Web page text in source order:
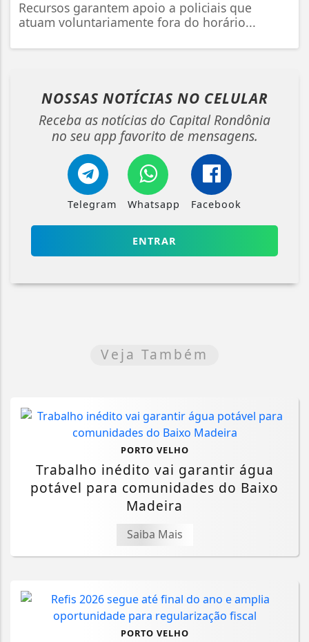
Recursos garantem apoio a policiais que
atuam voluntariamente fora do horário...
NOSSAS NOTÍCIAS NO CELULAR
Receba as notícias do Capital Rondônia
no seu app favorito de mensagens.
Telegram Whatsapp Facebook
ENTRAR
Veja Também
PORTO VELHO
Trabalho inédito vai garantir água
potável para comunidades do Baixo
Madeira
Saiba Mais
PORTO VELHO